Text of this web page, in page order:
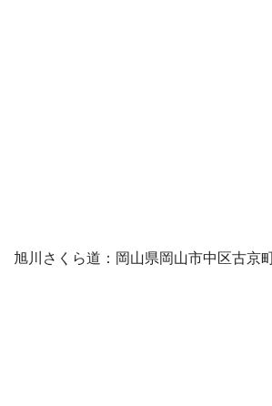
旭川さくら道：岡山県岡山市中区古京